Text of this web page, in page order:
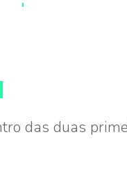
das duas